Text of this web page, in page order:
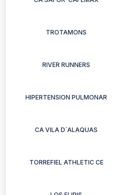
TROTAMONS
RIVER RUNNERS
HIPERTENSION PULMONAR
CA VILA D´ALAQUAS
TORREFIEL ATHLETIC CE